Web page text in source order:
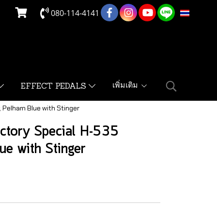
080-114-4141 TH
EFFECT PEDALS เพิ่มเติม
Blue with Stinger
Special H-535
with Stinger